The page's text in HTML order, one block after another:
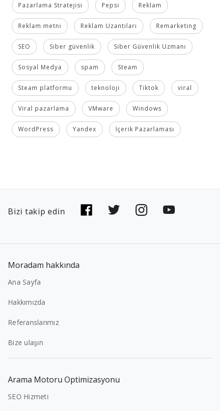
Pazarlama Stratejisi Pepsi Reklam
Reklam metni Reklam Uzantıları Remarketing
SEO Siber güvenlik Siber Güvenlik Uzmanı
Sosyal Medya spam Steam
Steam platformu teknoloji Tiktok viral
Viral pazarlama VMware Windows
WordPress Yandex İçerik Pazarlaması
Bizi takip edin
Moradam hakkında
Ana Sayfa
Hakkımızda
Referanslarımız
Bize ulaşın
Arama Motoru Optimizasyonu
SEO Hizmeti